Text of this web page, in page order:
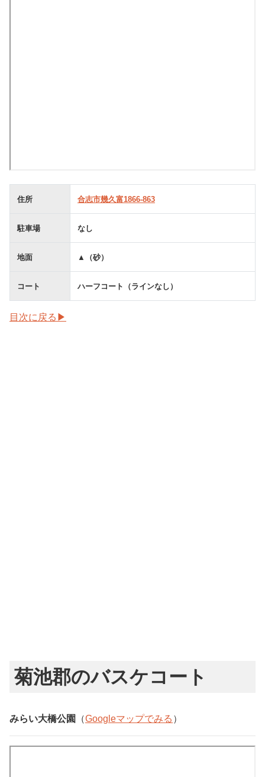
住所 合志市幾久富1866-863
駐車場 なし
地面 ▲（砂）
コート ハーフコート（ラインなし）
目次に戻る▶
菊池郡のバスケコート
みらい大橋公園 （Googleマップでみる ）